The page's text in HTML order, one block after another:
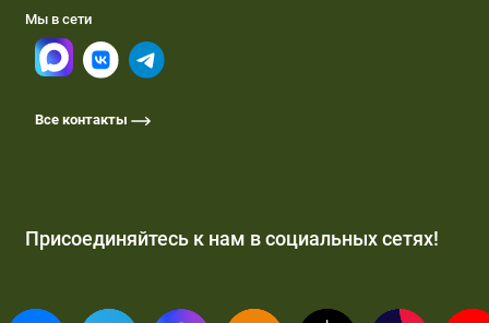
Мы в сети
Все контакты
Присоединяйтесь к нам в социальных сетях!